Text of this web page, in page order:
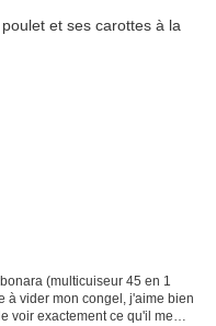
(multicuiseur 45 en 1
à vider mon congel, j'aime bien
voir exactement ce qu'il me